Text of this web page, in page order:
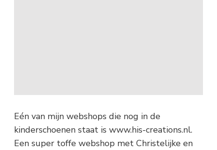
Eén van mijn webshops die nog in de
kinderschoenen staat is www.his-creations.nl.
Een super toffe webshop met Christelijke en